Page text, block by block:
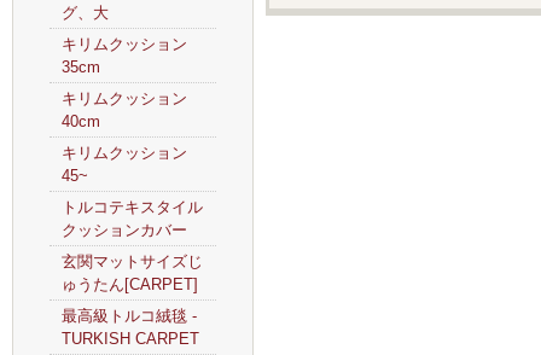
グ、大
キリムクッション
35cm
キリムクッション
40cm
キリムクッション
45~
トルコテキスタイル
クッションカバー
玄関マットサイズじ
ゅうたん[CARPET]
最高級トルコ絨毯 -
TURKISH CARPET